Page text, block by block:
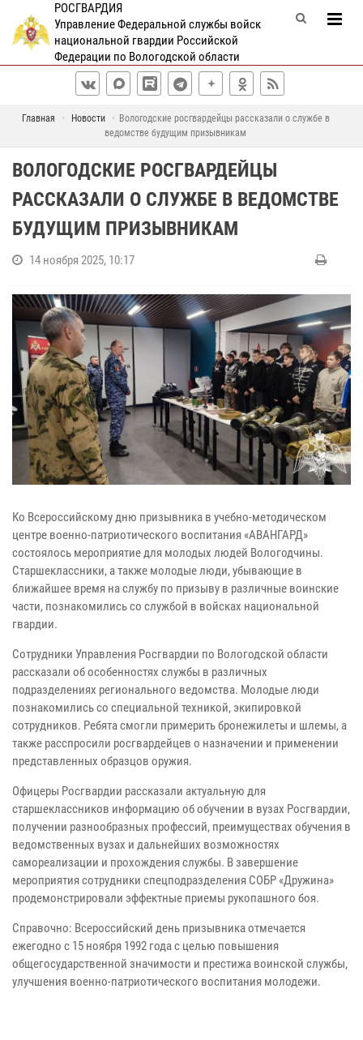
РОСГВАРДИЯ
Управление Федеральной службы войск
национальной гвардии Российской
Федерации по Вологодской области
Главная Новости
Вологодские росгвардейцы рассказали о службе в
ведомстве будущим призывникам
ВОЛОГОДСКИЕ РОСГВАРДЕЙЦЫ
РАССКАЗАЛИ О СЛУЖБЕ В ВЕДОМСТВЕ
БУДУЩИМ ПРИЗЫВНИКАМ
14 ноября 2025, 10:17
Ко Всероссийскому дню призывника в учебно-методическом
центре военно-патриотического воспитания «АВАНГАРД»
состоялось мероприятие для молодых людей Вологодчины.
Старшеклассники, а также молодые люди, убывающие в
ближайшее время на службу по призыву в различные воинские
части, познакомились со службой в войсках национальной
гвардии.
Сотрудники Управления Росгвардии по Вологодской области
рассказали об особенностях службы в различных
подразделениях регионального ведомства. Молодые люди
познакомились со специальной техникой, экипировкой
сотрудников. Ребята смогли примерить бронежилеты и шлемы, а
также расспросили росгвардейцев о назначении и применении
представленных образцов оружия.
Офицеры Росгвардии рассказали актуальную для
старшеклассников информацию об обучении в вузах Росгвардии,
получении разнообразных профессий, преимуществах обучения в
ведомственных вузах и дальнейших возможностях
самореализации и прохождения службы. В завершение
мероприятия сотрудники спецподразделения СОБР «Дружина»
продемонстрировали эффектные приемы рукопашного боя.
Справочно: Всероссийский день призывника отмечается
ежегодно с 15 ноября 1992 года с целью повышения
общегосударственной значимости и престижа воинской службы,
улучшения военно-патриотического воспитания молодежи.